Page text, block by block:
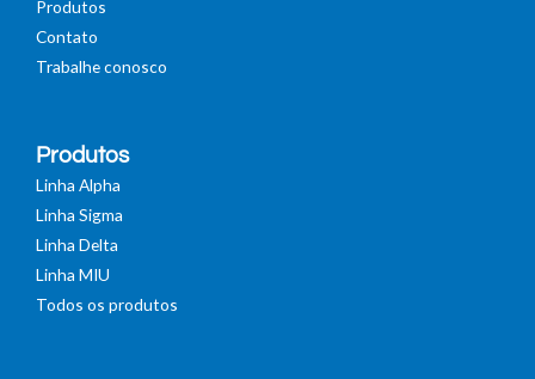
Produtos
Contato
Trabalhe conosco
Produtos
Linha Alpha
Linha Sigma
Linha Delta
Linha MIU
Todos os produtos